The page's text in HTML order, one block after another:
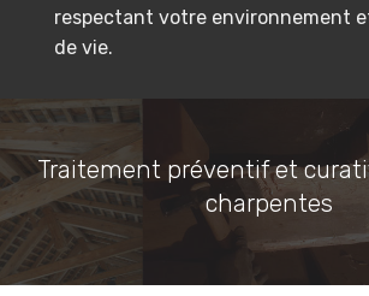
respectant votre environnement
de vie.
Traitement préventif et
charpentes